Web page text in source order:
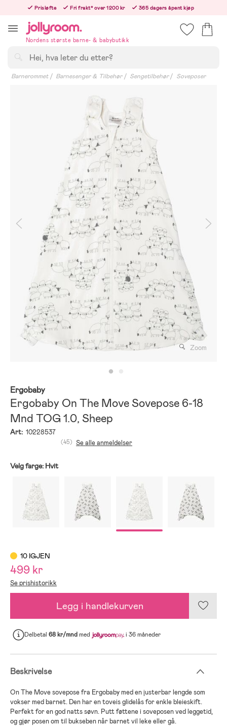
innehållet
Prisløfte Fri frakt* over 1200 kr
365 dagers åpent kjøp
Nordens største barne- & babybutikk
Barnerommet Barnesenger & Tilbehør Sengetilbehør Soveposer
Zoom
Ergobaby
Ergobaby On The Move Sovepose 6-18
Mnd TOG 1.0, Sheep
Art: 10228537
(45) Se alle anmeldelser
Velg farge: Hvit
10 IGJEN
499 kr
Se prishistorikk
Legg i handlekurven
Delbetal 68 kr/mndmed i 36 måneder
Beskrivelse
On The Move sovepose fra Ergobaby med en justerbar lengde som
vokser med barnet. Den har en toveis glidelås for enkle bleieskift.
Perfekt for en god natts søvn. Putt føttene i soveposen ved leggetid,
og gjør posen om til bukseben når barnet vil leke eller gå.